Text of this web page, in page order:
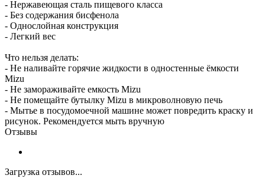
- Нержавеющая сталь пищевого класса
- Без содержания бисфенола
- Однослойная конструкция
- Легкий вес
Что нельзя делать:
- Не наливайте горячие жидкости в одностенные ёмкости
Mizu
- Не замораживайте емкость Mizu
- Не помещайте бутылку Mizu в микроволновую печь
- Мытье в посудомоечной машине может повредить краску и
рисунок. Рекомендуется мыть вручную
Отзывы
Загрузка отзывов...